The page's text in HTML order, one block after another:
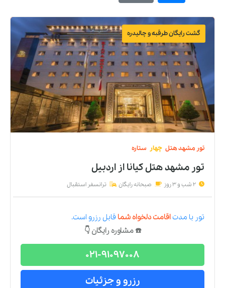
گشت رایگان طرقبه و چالیدره
تور مشهدهتل چهار ستاره
تور مشهد هتل کیانااز اردبیل
2 شب و 3 روز صبحانه رایگان ترانسفر استقبال
تور با مدتاقامت دلخواه شما قابل رزرو است.
☎️ مشاوره رایگان 👇
021-91097008
رزرو و جزئیات